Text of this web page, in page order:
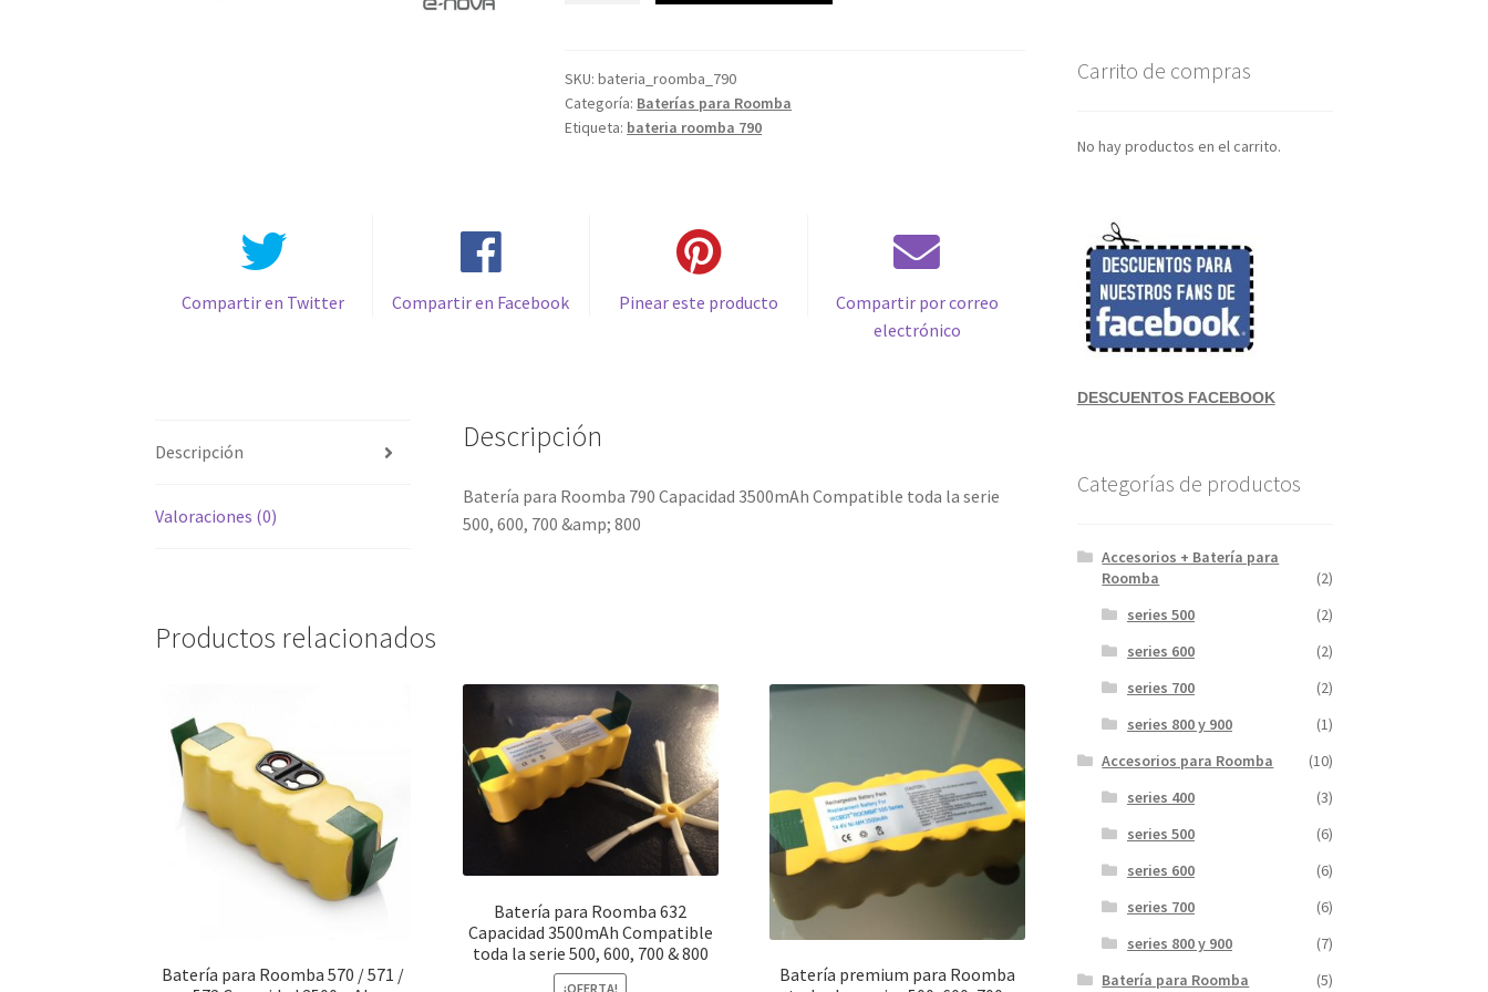
Capacidad
3500mAh
Compatible
700
SKU:bateria_roomba_790
Categoría: Baterías para Roomba
Etiqueta: bateria roomba 790
Compartir en Twitter Compartir en Facebook Pinear este producto
Compartir por correo
electrónico
Descripción
Valoraciones (0)
Descripción
Batería para Roomba 790 Capacidad 3500mAh Compatible toda la serie
500, 600, 700 &amp; 800
Productos relacionados
Batería para Roomba 570 / 571 /
Batería para Roomba 632
Capacidad 3500mAh Compatible
toda la serie 500, 600, 700 & 800
¡OFERTA!
Batería premium para Roomba
Carrito de compras
No hay productos en el carrito.
DESCUENTOS FACEBOOK
Categorías de productos
Accesorios + Batería para
Roomba
(2)
series 500
(2)
series 600
(2)
series 700
(2)
series 800 y 900
(1)
Accesorios para Roomba
(10)
series 400
(3)
series 500
(6)
series 600
(6)
series 700
(6)
series 800 y 900
(7)
Batería para Roomba
(5)